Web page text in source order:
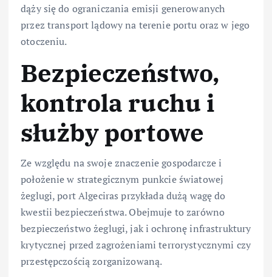
dąży się do ograniczania emisji generowanych
przez transport lądowy na terenie portu oraz w jego
otoczeniu.
Bezpieczeństwo,
kontrola ruchu i
służby portowe
Ze względu na swoje znaczenie gospodarcze i
położenie w strategicznym punkcie światowej
żeglugi, port Algeciras przykłada dużą wagę do
kwestii bezpieczeństwa. Obejmuje to zarówno
bezpieczeństwo żeglugi, jak i ochronę infrastruktury
krytycznej przed zagrożeniami terrorystycznymi czy
przestępczością zorganizowaną.